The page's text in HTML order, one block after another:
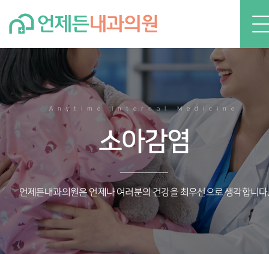
Anytime Internal Medicine
소아감염
언제든내과의원은 언제나 여러분의 건강을 최우선으로 생각합니다.